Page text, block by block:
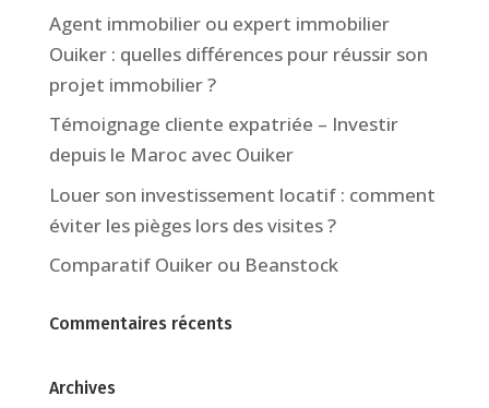
Agent immobilier ou expert immobilier
Ouiker : quelles différences pour réussir son
projet immobilier ?
Témoignage cliente expatriée – Investir
depuis le Maroc avec Ouiker
Louer son investissement locatif : comment
éviter les pièges lors des visites ?
Comparatif Ouiker ou Beanstock
Commentaires récents
Archives